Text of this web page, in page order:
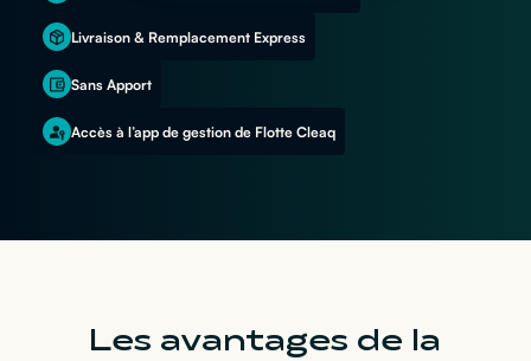
Livraison & Remplacement Express
Sans Apport
Accès à l’app de gestion de Flotte Cleaq
Les avantages de la